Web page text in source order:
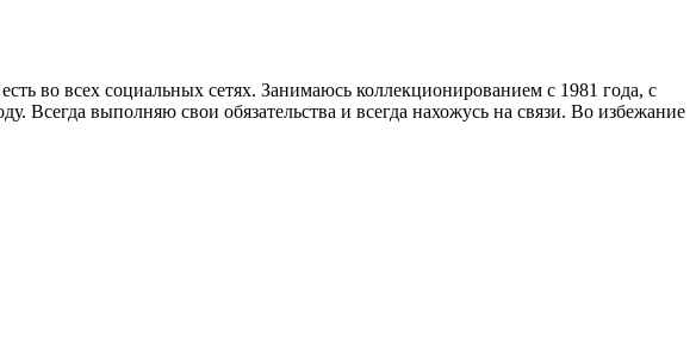
во всех социальных сетях. Занимаюсь коллекционированием с 1981 года, с
Всегда выполняю свои обязательства и всегда нахожусь на связи. Во избежание